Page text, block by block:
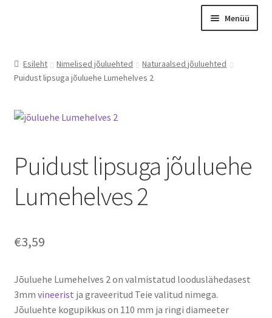
Menüü
Otsing
Kontakt
Graveerimine
Instagram
Minu konto
Esileht Nimelised jõuluehted
Naturaalsed jõuluehted
Puidust lipsuga jõuluehe Lumehelves 2
Puidust lipsuga jõuluehe
Lumehelves 2
€3,59
Jõuluehe Lumehelves 2 on valmistatud looduslähedasest
3mm vineerist ja graveeritud Teie valitud nimega.
Jõuluehte kogupikkus on 110 mm ja ringi diameeter